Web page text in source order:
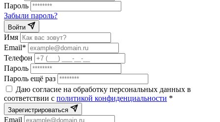
Пароль
Забыли пароль?
Войти
Имя
Email*
Телефон
Пароль
Пароль ещё раз
Даю согласие на обработку персональных данных в
соответствии с политикой конфиденциальности *
Зарегистрироваться
Email